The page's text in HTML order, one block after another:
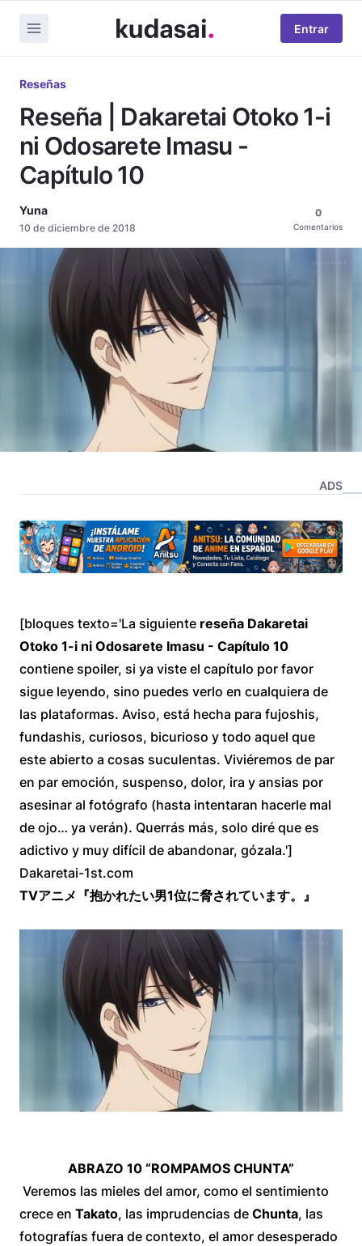
Entrar
Reseñas
Reseña | Dakaretai Otoko 1-i
ni Odosarete Imasu -
Capítulo 10
Yuna
10 de diciembre de 2018
0
Comentarios
ADS
[bloques texto='La siguiente reseña Dakaretai
Otoko 1-i ni Odosarete Imasu - Capítulo 10
contiene spoiler, si ya viste el capítulo por favor
sigue leyendo, sino puedes verlo en cualquiera de
las plataformas. Aviso, está hecha para fujoshis,
fundashis, curiosos, bicurioso y todo aquel que
este abierto a cosas suculentas. Viviéremos de par
en par emoción, suspenso, dolor, ira y ansias por
asesinar al fotógrafo (hasta intentaran hacerle mal
de ojo… ya verán). Querrás más, solo diré que es
adictivo y muy difícil de abandonar, gózala.']
Dakaretai-1st.com
TVアニメ『抱かれたい男1位に脅されています。』
ABRAZO 10 “ROMPAMOS CHUNTA”
Veremos las mieles del amor, como el sentimiento
crece en Takato, las imprudencias de Chunta, las
fotografías fuera de contexto, el amor desesperado